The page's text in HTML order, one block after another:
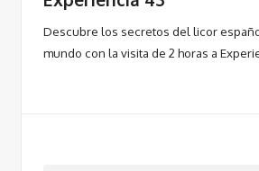
Descubre los secretos del licor
mundo con la visita de 2 horas a